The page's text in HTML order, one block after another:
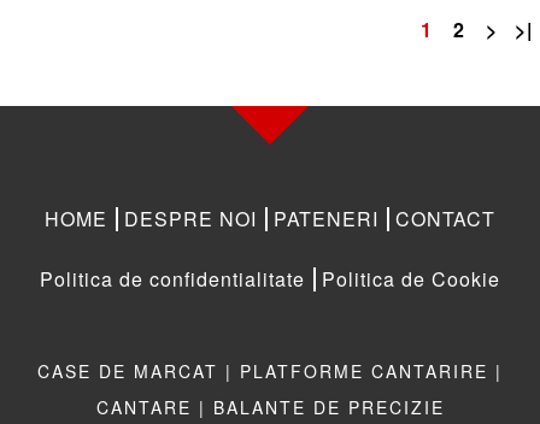
1 2 > >|
HOME DESPRE NOI PATENERI CONTACT
Politica de confidentialitate Politica de Cookie
CASE DE MARCAT | PLATFORME CANTARIRE |
CANTARE | BALANTE DE PRECIZIE